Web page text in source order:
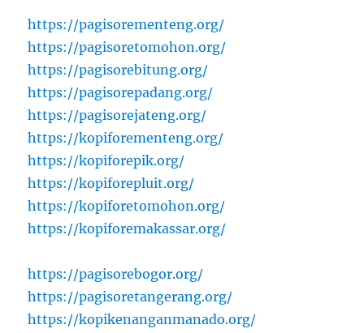
https://pagisorementeng.org/
https://pagisoretomohon.org/
https://pagisorebitung.org/
https://pagisorepadang.org/
https://pagisorejateng.org/
https://kopiforementeng.org/
https://kopiforepik.org/
https://kopiforepluit.org/
https://kopiforetomohon.org/
https://kopiforemakassar.org/
https://pagisorebogor.org/
https://pagisoretangerang.org/
https://kopikenanganmanado.org/